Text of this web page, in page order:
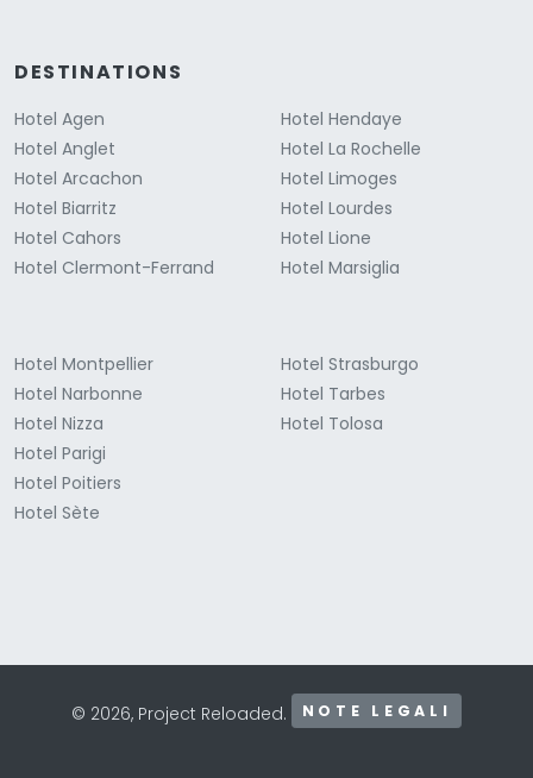
DESTINATIONS
Hotel Agen
Hotel Anglet
Hotel Arcachon
Hotel Biarritz
Hotel Cahors
Hotel Clermont-Ferrand
Hotel Hendaye
Hotel La Rochelle
Hotel Limoges
Hotel Lourdes
Hotel Lione
Hotel Marsiglia
Hotel Montpellier
Hotel Narbonne
Hotel Nizza
Hotel Parigi
Hotel Poitiers
Hotel Sète
Hotel Strasburgo
Hotel Tarbes
Hotel Tolosa
© 2026, Project Reloaded. NOTE LEGALI